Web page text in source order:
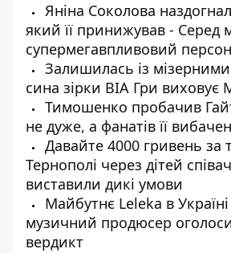
Яніна Соколова
який її принижував - Серед
супермегавпливовий
Залишилась із
сина зірки ВІА Гри виховує
Тимошенко пробачив
не дуже, а фанатів її
Давайте 4000 гривень за
Тернополі через дітей
виставили дикі умови
Майбутнє Leleka в
музичний продюсер
вердикт